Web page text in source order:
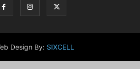
Design By: SIXCELL